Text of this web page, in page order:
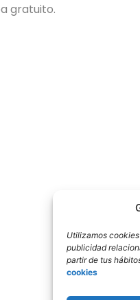
Utilizamos
publicidad
partir de tus
cookies
gratuito.